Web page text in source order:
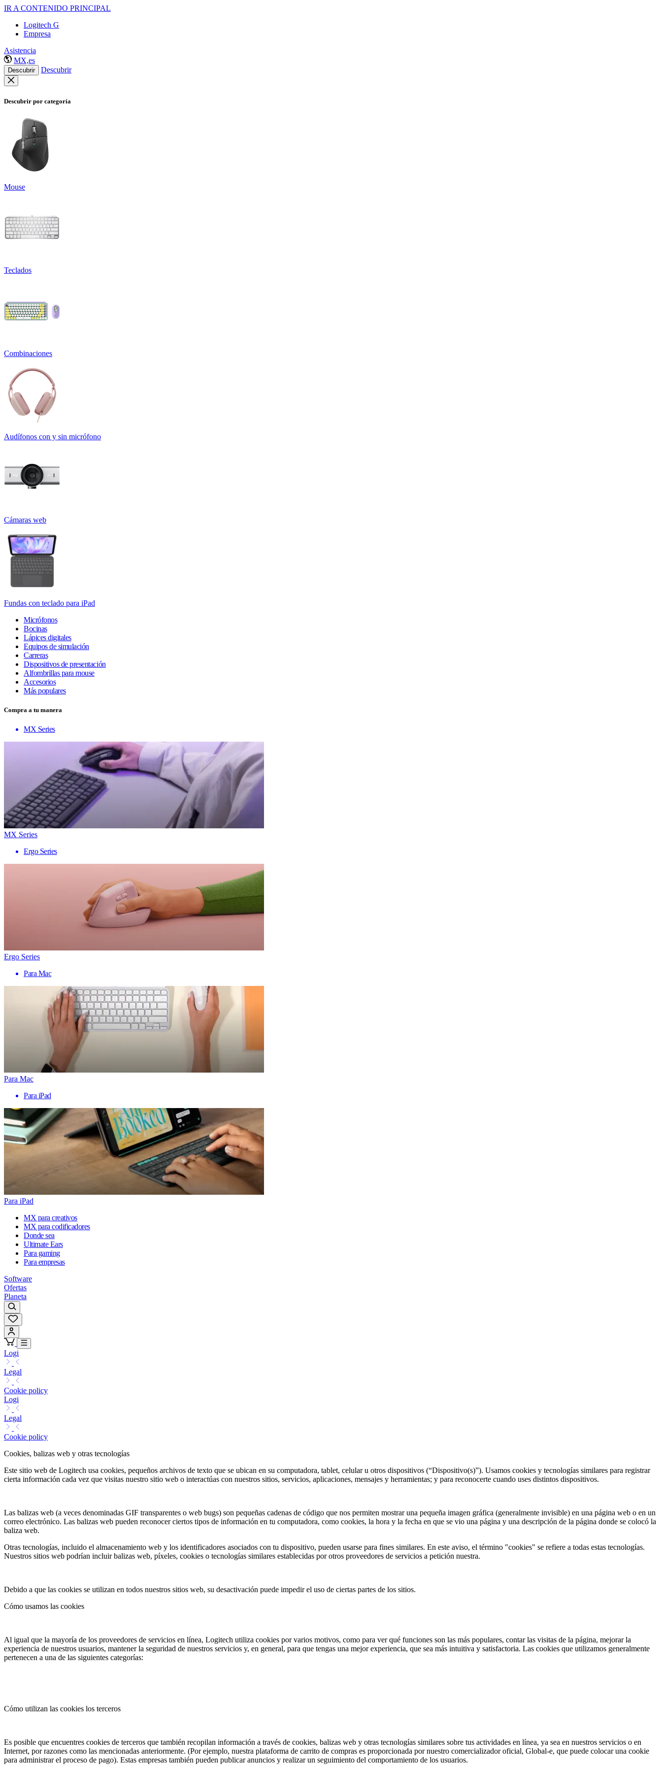
IR A CONTENIDO PRINCIPAL
Logitech G
Empresa
Asistencia
MX,es
Descubrir Descubrir
Descubrir por categoría
Mouse
Teclados
Combinaciones
Audífonos con y sin micrófono
Cámaras web
Fundas con teclado para iPad
Micrófonos
Bocinas
Lápices digitales
Equipos de simulación
Carreras
Dispositivos de presentación
Alfombrillas para mouse
Accesorios
Más populares
Compra a tu manera
MX Series
MX Series
Ergo Series
Ergo Series
Para Mac
Para Mac
Para iPad
Para iPad
MX para creativos
MX para codificadores
Donde sea
Ultimate Ears
Para gaming
Para empresas
Software
Ofertas
Planeta
Logi
Legal
Cookie policy
Logi
Legal
Cookie policy
Cookies, balizas web y otras tecnologías
Este sitio web de Logitech usa cookies, pequeños archivos de texto que se ubican en su computadora, tablet, celular u otros dispositivos (“Dispositivo(s)”). Usamos cookies y tecnologías similares para registrar
cierta información cada vez que visitas nuestro sitio web o interactúas con nuestros sitios, servicios, aplicaciones, mensajes y herramientas; y para reconocerte cuando uses distintos dispositivos.
Las balizas web (a veces denominadas GIF transparentes o web bugs) son pequeñas cadenas de código que nos permiten mostrar una pequeña imagen gráfica (generalmente invisible) en una página web o en un
correo electrónico. Las balizas web pueden reconocer ciertos tipos de información en tu computadora, como cookies, la hora y la fecha en que se vio una página y una descripción de la página donde se colocó la
baliza web.
Otras tecnologías, incluido el almacenamiento web y los identificadores asociados con tu dispositivo, pueden usarse para fines similares. En este aviso, el término "cookies" se refiere a todas estas tecnologías.
Nuestros sitios web podrían incluir balizas web, píxeles, cookies o tecnologías similares establecidas por otros proveedores de servicios a petición nuestra.
Debido a que las cookies se utilizan en todos nuestros sitios web, su desactivación puede impedir el uso de ciertas partes de los sitios.
Cómo usamos las cookies
Al igual que la mayoría de los proveedores de servicios en línea, Logitech utiliza cookies por varios motivos, como para ver qué funciones son las más populares, contar las visitas de la página, mejorar la
experiencia de nuestros usuarios, mantener la seguridad de nuestros servicios y, en general, para que tengas una mejor experiencia, que sea más intuitiva y satisfactoria. Las cookies que utilizamos generalmente
pertenecen a una de las siguientes categorías:
Cómo utilizan las cookies los terceros
Es posible que encuentres cookies de terceros que también recopilan información a través de cookies, balizas web y otras tecnologías similares sobre tus actividades en línea, ya sea en nuestros servicios o en
Internet, por razones como las mencionadas anteriormente. (Por ejemplo, nuestra plataforma de carrito de compras es proporcionada por nuestro comercializador oficial, Global-e, que puede colocar una cookie
para administrar el proceso de pago). Estas empresas también pueden publicar anuncios y realizar un seguimiento del comportamiento de los usuarios.